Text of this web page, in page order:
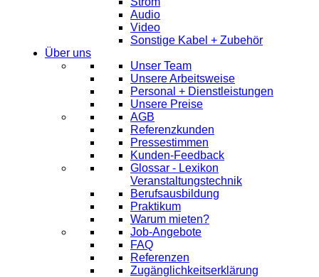
Audio
Video
Sonstige Kabel + Zubehör
Über uns
Unser Team
Unsere Arbeitsweise
Personal + Dienstleistungen
Unsere Preise
AGB
Referenzkunden
Pressestimmen
Kunden-Feedback
Glossar - Lexikon
Veranstaltungstechnik
Berufsausbildung
Praktikum
Warum mieten?
Job-Angebote
FAQ
Referenzen
Zugänglichkeitserklärung